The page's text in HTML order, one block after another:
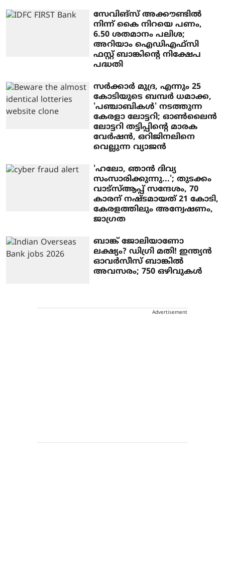
സേവിങ്സ് അക്കൗണ്ടിൽ
നിന്ന് കൈ നിറയെ പണം,
6.50 ശതമാനം പലിശ;
അറിയാം ഐഡിഎഫ്‌സി
ഫസ്റ്റ് ബാങ്കിന്റെ നിക്ഷേപ
പദ്ധതി
സർക്കാർ മുദ്ര, എന്നും 25
കോടിയുടെ ബമ്പർ ധമാക്ക,
'പഞ്ചാബികൾ' നടത്തുന്ന
കേരളാ ലോട്ടറി; ഓൺലൈൻ
ലോട്ടറി തട്ടിപ്പിന്റെ മാരക
വേർഷൻ, ഒറിജിനലിനെ
വെല്ലുന്ന വ്യാജൻ
'ഹലോ, ഞാന്‍ ദിവ്യ
സംസാരിക്കുന്നു...'; തുടക്കം
വാട്സ്ആപ്പ് സന്ദേശം, 70
കാരന് നഷ്ടമായത് 21 കോടി,
കേരളത്തിലും അന്വേഷണം,
ജാഗ്രത
ബാങ്ക് ജോലിയാണോ
ലക്ഷ്യം? ഡിഗ്രി മതി! ഇന്ത്യൻ
ഓവർസീസ് ബാങ്കിൽ
അവസരം; 750 ഒഴിവുകൾ
Advertisement